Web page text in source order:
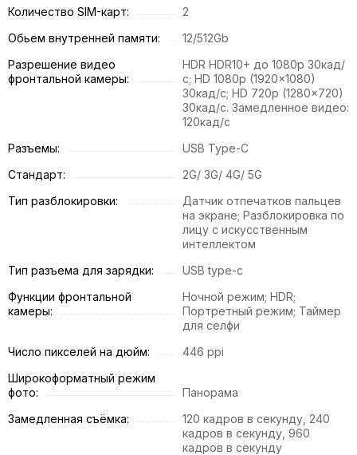
Количество SIM-карт:
2
Обьем внутренней памяти:
12/512Gb
Разрешение видео
фронтальной камеры:
HDR HDR10+ до 1080p 30кад/
с; HD 1080p (1920x1080)
30кад/с; HD 720p (1280x720)
30кад/с. Замедленное видео:
120кад/с
Разъемы:
USB Type-C
Стандарт:
2G/ 3G/ 4G/ 5G
Тип разблокировки:
Датчик отпечатков пальцев
на экране; Разблокировка по
лицу с искусственным
интеллектом
Тип разъема для зарядки:
USB type-c
Функции фронтальной
камеры:
Ночной режим; HDR;
Портретный режим; Таймер
для селфи
Число пикселей на дюйм:
446 ppi
Широкоформатный режим
фото:
Панорама
Замедленная съёмка:
120 кадров в секунду, 240
кадров в секунду, 960
кадров в секунду